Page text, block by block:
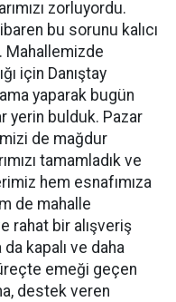
zorluyordu.
bu sorunu kalıcı
Mahallemizde
için Danıştay
yaparak bugün
yerin bulduk. Pazar
de mağdur
tamamladık ve
hem esnafımıza
de mahalle
rahat bir alışveriş
kapalı ve daha
emeği geçen
destek veren